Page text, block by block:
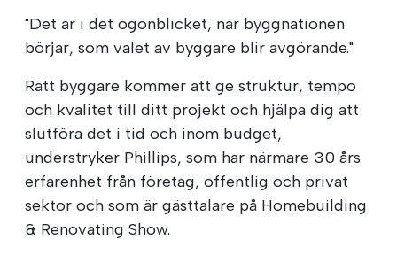
"Det är i det ögonblicket, när byggnationen
börjar, som valet av byggare blir avgörande."
Rätt byggare kommer att ge struktur, tempo
och kvalitet till ditt projekt och hjälpa dig att
slutföra det i tid och inom budget,
understryker Phillips, som har närmare 30 års
erfarenhet från företag, offentlig och privat
sektor och som är gästtalare på Homebuilding
& Renovating Show.